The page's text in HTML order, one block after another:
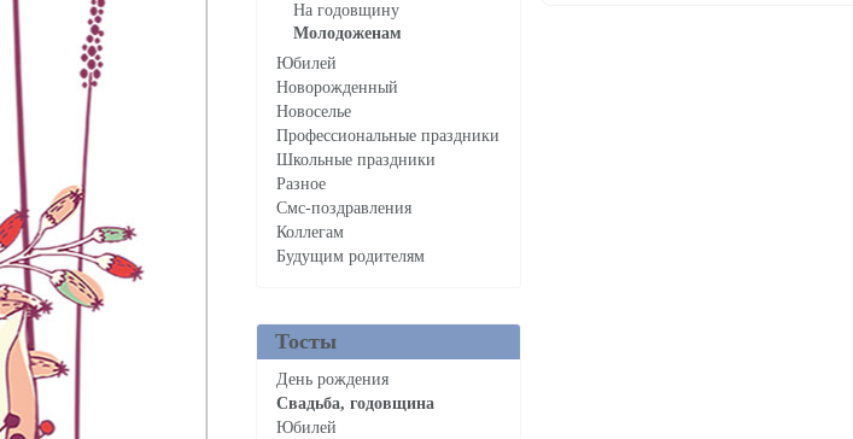
На годовщину
Молодоженам
Юбилей
Новорожденный
Новоселье
Профессиональные праздники
Школьные праздники
Разное
Смс-поздравления
Коллегам
Будущим родителям
Тосты
День рождения
Свадьба, годовщина
Юбилей